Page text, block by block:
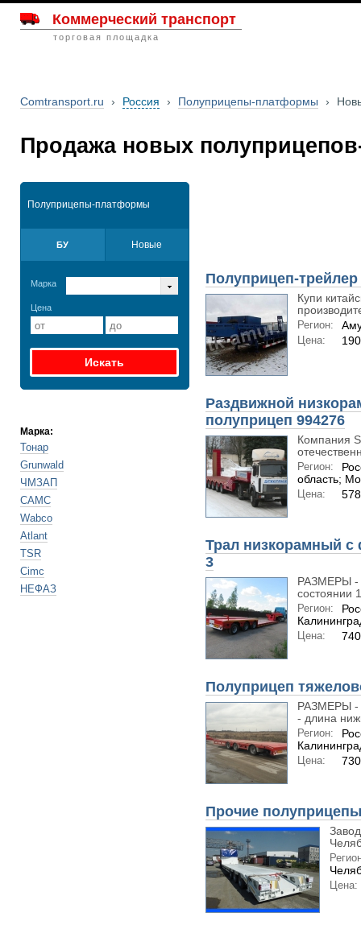
Коммерческий транспорт
торговая площадка
Comtransport.ru › Россия › Полуприцепы-платформы ›
Продажа новых
Полуприцепы-платформы
БУ Новые
Марка
Цена
Марка:
Тонар
Grunwald
ЧМЗАП
CAMC
Wabco
Atlant
TSR
Cimc
НЕФАЗ
Полуприцеп-трейлер
Купи
Регион:
Цена:
Раздвижной
полуприцеп 994276
Компания
Регион:
область;
Цена:
Трал низкорамный
3
РАЗМЕРЫ -
состоянии
Регион:
Цена:
Полуприцеп
РАЗМЕРЫ -
- длина
Регион:
Цена:
Прочие
Цена: